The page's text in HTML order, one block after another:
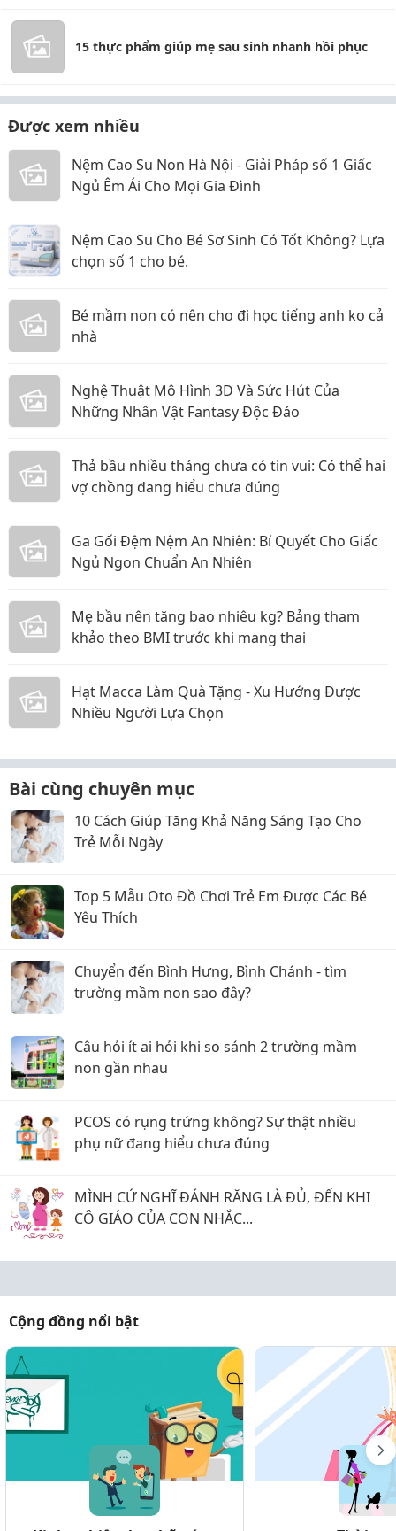
15 thực phẩm giúp mẹ sau sinh nhanh hồi phục
Được xem nhiều
Nệm Cao Su Non Hà Nội - Giải Pháp số 1 Giấc
Ngủ Êm Ái Cho Mọi Gia Đình
Nệm Cao Su Cho Bé Sơ Sinh Có Tốt Không? Lựa
chọn số 1 cho bé.
Bé mầm non có nên cho đi học tiếng anh ko cả
nhà
Nghệ Thuật Mô Hình 3D Và Sức Hút Của
Những Nhân Vật Fantasy Độc Đáo
Thả bầu nhiều tháng chưa có tin vui: Có thể hai
vợ chồng đang hiểu chưa đúng
Ga Gối Đệm Nệm An Nhiên: Bí Quyết Cho Giấc
Ngủ Ngon Chuẩn An Nhiên
Mẹ bầu nên tăng bao nhiêu kg? Bảng tham
khảo theo BMI trước khi mang thai
Hạt Macca Làm Quà Tặng - Xu Hướng Được
Nhiều Người Lựa Chọn
Bài cùng chuyên mục
10 Cách Giúp Tăng Khả Năng Sáng Tạo Cho
Trẻ Mỗi Ngày
Top 5 Mẫu Oto Đồ Chơi Trẻ Em Được Các Bé
Yêu Thích
Chuyển đến Bình Hưng, Bình Chánh - tìm
trường mầm non sao đây?
Câu hỏi ít ai hỏi khi so sánh 2 trường mầm
non gần nhau
PCOS có rụng trứng không? Sự thật nhiều
phụ nữ đang hiểu chưa đúng
MÌNH CỨ NGHĨ ĐÁNH RĂNG LÀ ĐỦ, ĐẾN KHI
CÔ GIÁO CỦA CON NHẮC...
Cộng đồng nổi bật